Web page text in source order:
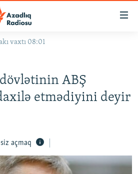
vaxtı 08:01
ABŞ
etmədiyini deyir
açmaq